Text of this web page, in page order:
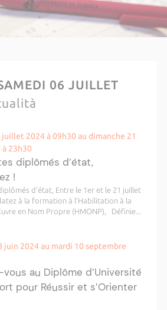
06 JUILLET
2024 à 09h30 au dimanche 21
23h30
diplômés d’état,
!
d’état, Entre le 1er et le 21 juillet
à la formation à l’Habilitation à la
en Nom Propre (HMONP), Définie...
juin 2024 au mardi 10 septembre
au Diplôme d’Université
pour Réussir et s’Orienter